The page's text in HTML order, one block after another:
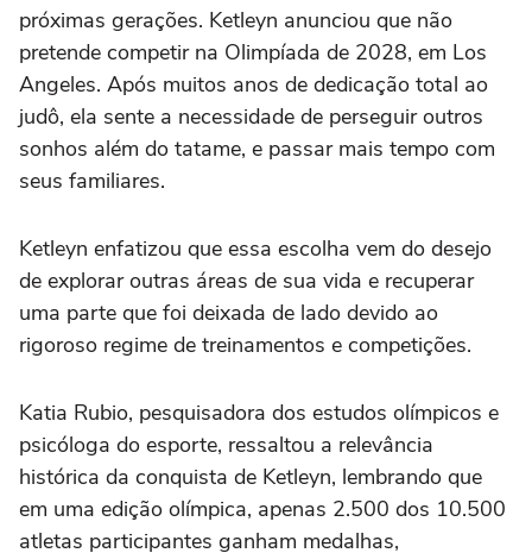
próximas gerações. Ketleyn anunciou que não
pretende competir na Olimpíada de 2028, em Los
Angeles. Após muitos anos de dedicação total ao
judô, ela sente a necessidade de perseguir outros
sonhos além do tatame, e passar mais tempo com
seus familiares.
Ketleyn enfatizou que essa escolha vem do desejo
de explorar outras áreas de sua vida e recuperar
uma parte que foi deixada de lado devido ao
rigoroso regime de treinamentos e competições.
Katia Rubio, pesquisadora dos estudos olímpicos e
psicóloga do esporte, ressaltou a relevância
histórica da conquista de Ketleyn, lembrando que
em uma edição olímpica, apenas 2.500 dos 10.500
atletas participantes ganham medalhas,